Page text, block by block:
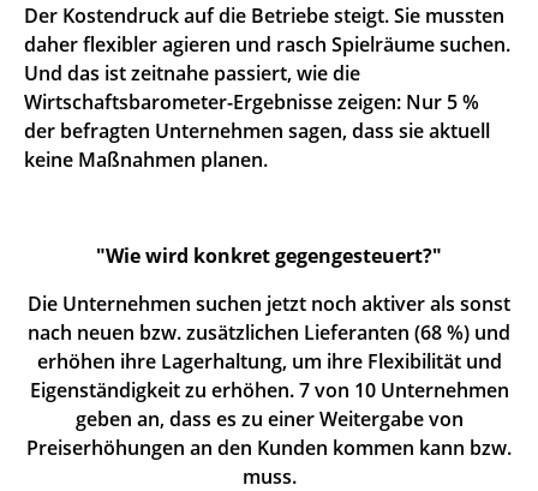
Der Kostendruck auf die Betriebe steigt. Sie mussten
daher flexibler agieren und rasch Spielräume suchen.
Und das ist zeitnahe passiert, wie die
Wirtschaftsbarometer-Ergebnisse zeigen: Nur 5 %
der befragten Unternehmen sagen, dass sie aktuell
keine Maßnahmen planen.
"Wie wird konkret gegengesteuert?"
Die Unternehmen suchen jetzt noch aktiver als sonst
nach neuen bzw. zusätzlichen Lieferanten (68 %) und
erhöhen ihre Lagerhaltung, um ihre Flexibilität und
Eigenständigkeit zu erhöhen. 7 von 10 Unternehmen
geben an, dass es zu einer Weitergabe von
Preiserhöhungen an den Kunden kommen kann bzw.
muss.